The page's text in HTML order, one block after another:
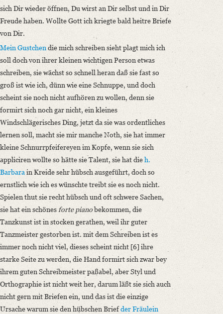
sich Dir wieder öffnen, Du wirst an Dir selbst und in Dir
Freude haben. Wollte Gott ich kriegte bald heitre Briefe
von Dir.
Mein Gustchendie mich schreiben sieht plagt mich ich
soll doch von ihrer kleinen wichtigen Person etwas
schreiben, sie wächst so schnell heran daß sie fast so
groß ist wie ich, dünn wie eine Schnuppe, und doch
scheint sie noch nicht aufhören zu wollen, denn sie
formirt sich noch gar nicht, ein kleines
Windschlägerisches Ding, jetzt da sie was ordentliches
lernen soll, macht sie mir manche Noth, sie hat immer
kleine Schnurrpfeifereyen im Kopfe, wenn sie sich
appliciren wollte so hätte sie Talent, sie hat dieh.
Barbara in Kreide sehr hübsch ausgeführt, doch so
ernstlich wie ich es wünschte treibt sie es noch nicht.
Spielen thut sie recht hübsch und oft schwere Sachen,
sie hat ein schönes forte pianobekommen, die
Tanzkunst ist in stocken gerathen, weil ihr guter
Tanzmeister gestorben ist. mit dem Schreiben ist es
immer noch nicht viel, dieses scheint nicht [6] ihre
starke Seite zu werden, die Hand formirt sich zwar bey
ihrem guten Schreibmeister paßabel, aber Styl und
Orthographie ist nicht weit her, darum läßt sie sich auch
nicht gern mit Briefen ein, und das ist die einzige
Ursache warum sie den hübschen Briefder Fräulein